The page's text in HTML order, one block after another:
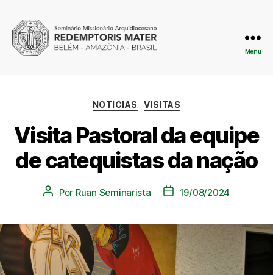
Menu
NOTICIAS VISITAS
Visita Pastoral da equipe
de catequistas da nação
Por Ruan Seminarista 19/08/2024